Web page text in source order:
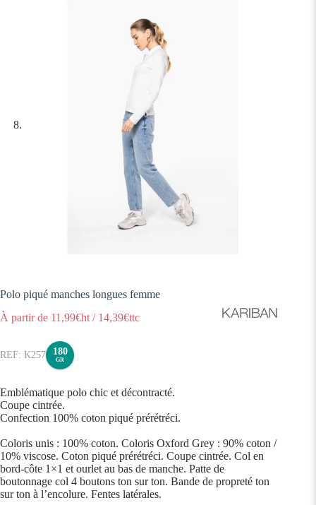
Polo piqué manches longues femme
À partir de 11,99€ht / 14,39€ttc
K257 180
GR
Emblématique polo chic et décontracté.
Coupe cintrée.
Confection 100% coton piqué prérétréci.
Coloris unis : 100% coton. Coloris Oxford Grey : 90% coton /
10% viscose. Coton piqué prérétréci. Coupe cintrée. Col en
bord-côte 1×1 et ourlet au bas de manche. Patte de
boutonnage col 4 boutons ton sur ton. Bande de propreté ton
sur ton à l’encolure. Fentes latérales.